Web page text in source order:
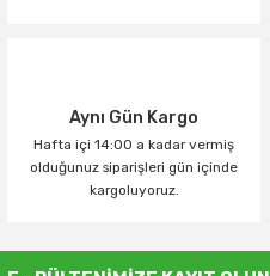
Aynı Gün Kargo
Hafta içi 14:00 a kadar vermiş
olduğunuz siparişleri gün içinde
kargoluyoruz.